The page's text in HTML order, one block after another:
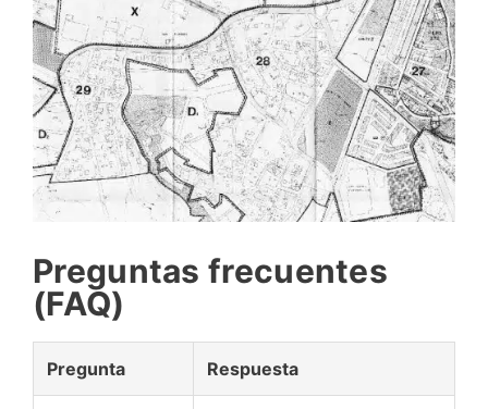
Preguntas frecuentes
(FAQ)
Pregunta Respuesta